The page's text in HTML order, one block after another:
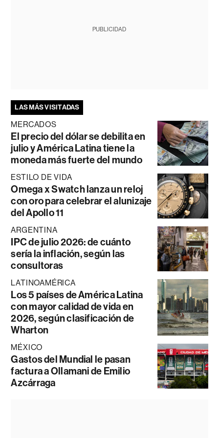
PUBLICIDAD
LAS MÁS VISITADAS
MERCADOS
El precio del dólar se debilita en
julio y América Latina tiene la
moneda más fuerte del mundo
ESTILO DE VIDA
Omega x Swatch lanza un reloj
con oro para celebrar el alunizaje
del Apollo 11
ARGENTINA
IPC de julio 2026: de cuánto
sería la inflación, según las
consultoras
LATINOAMÉRICA
Los 5 países de América Latina
con mayor calidad de vida en
2026, según clasificación de
Wharton
MÉXICO
Gastos del Mundial le pasan
factura a Ollamani de Emilio
Azcárraga